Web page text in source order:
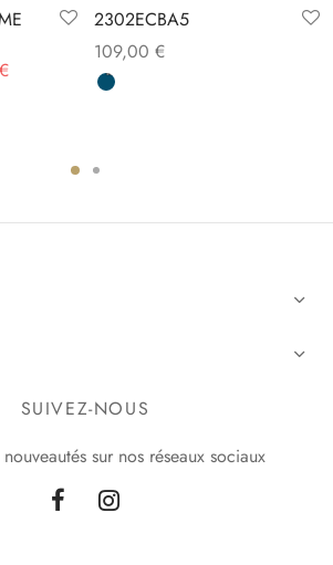
€
2302ECBA5
109,00 €
SUIVEZ-NOUS
sur nos réseaux sociaux